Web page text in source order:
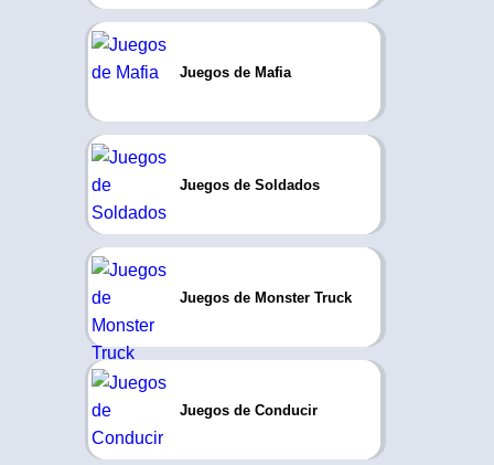
Juegos de Mafia
Juegos de Soldados
Juegos de Monster Truck
Juegos de Conducir